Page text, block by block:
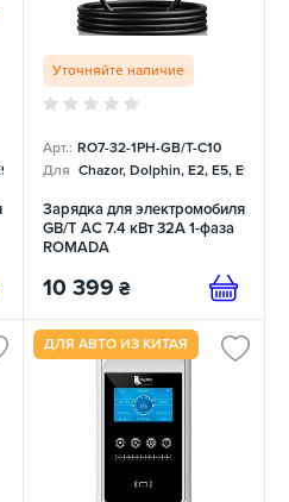
Mercedes
Уточняйте наличие
Арт.: RO7-32-1PH-GB/T-C10
Для Chazor, Dolphin, E2, E5, E9,
Зарядка для электромобиля
GB/T AC 7.4 кВт 32А 1-фаза
ROMADA
10 399 ₴
ДЛЯ АВТО ИЗ КИТАЯ